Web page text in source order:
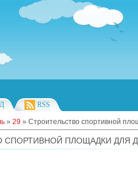
RSS
» 29 » Строительство спортивной
СПОРТИВНОЙ ПЛОЩАДКИ ДЛЯ